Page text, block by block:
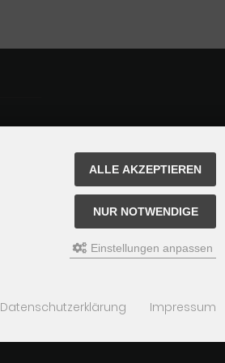
ALLE AKZEPTIEREN
NUR NOTWENDIGE
Einstellungen anpassen
Datenschutzerklärung Impressum